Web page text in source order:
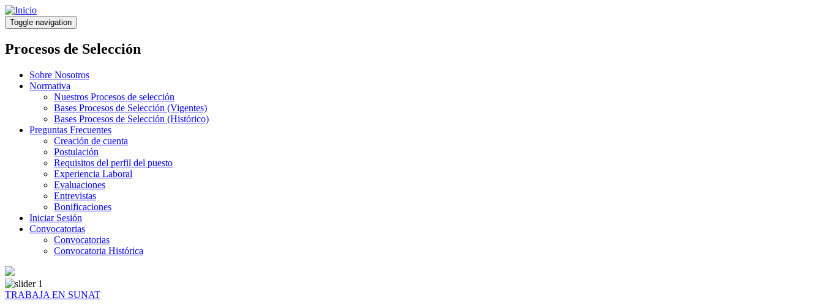
Pasar
al
contenido
principal
Toggle navigation
Procesos de Selección
Sobre Nosotros
Normativa
Nuestros Procesos de selección
Bases Procesos de Selección (Vigentes)
Bases Procesos de Selección (Histórico)
Preguntas Frecuentes
Creación de cuenta
Postulación
Requisitos del perfil del puesto
Experiencia Laboral
Evaluaciones
Entrevistas
Bonificaciones
Iniciar Sesión
Convocatorias
Convocatorias
Convocatoria Histórica
TRABAJA EN SUNAT